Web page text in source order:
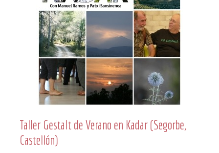
Taller Gestalt de Verano en Kadar (Segorbe,
Castellón)